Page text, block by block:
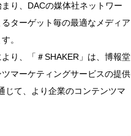
り、DACの媒体社ネットワー
ターゲット毎の最適なメディア
。
り、「＃SHAKER」は、博報堂
マーケティングサービスの提供
じて、より企業のコンテンツマ